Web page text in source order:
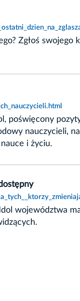
Zgłoś
poświęcony
nauczycieli,
i życiu.
województwa